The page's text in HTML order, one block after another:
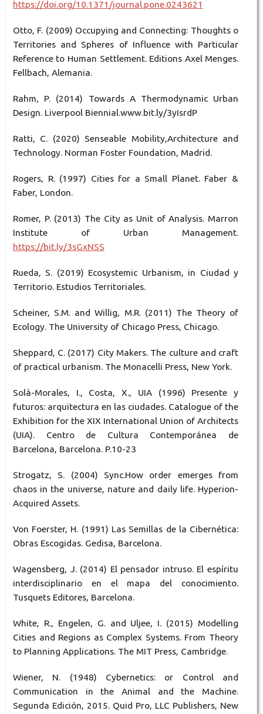
https://doi.org/10.1371/journal.pone.0243621
Otto, F. (2009) Occupying and Connecting: Thoughts o
Territories and Spheres of Influence with Particular
Reference to Human Settlement. Editions Axel Menges.
Fellbach, Alemania.
Rahm, P. (2014) Towards A Thermodynamic Urban
Design. Liverpool Biennial.www.bit.ly/3yIsrdP
Ratti, C. (2020) Senseable Mobility,Architecture and
Technology. Norman Foster Foundation, Madrid.
Rogers, R. (1997) Cities for a Small Planet. Faber &
Faber, London.
Romer, P. (2013) The City as Unit of Analysis. Marron
Institute of Urban Management.
https://bit.ly/3sGxNSS
Rueda, S. (2019) Ecosystemic Urbanism, in Ciudad y
Territorio. Estudios Territoriales.
Scheiner, S.M. and Willig, M.R. (2011) The Theory of
Ecology. The University of Chicago Press, Chicago.
Sheppard, C. (2017) City Makers. The culture and craft
of practical urbanism. The Monacelli Press, New York.
Solà-Morales, I., Costa, X., UIA (1996) Presente y
futuros: arquitectura en las ciudades. Catalogue of the
Exhibition for the XIX International Union of Architects
(UIA). Centro de Cultura Contemporánea de
Barcelona, Barcelona. P.10-23
Strogatz, S. (2004) Sync.How order emerges from
chaos in the universe, nature and daily life. Hyperion-
Acquired Assets.
Von Foerster, H. (1991) Las Semillas de la Cibernética:
Obras Escogidas. Gedisa, Barcelona.
Wagensberg, J. (2014) El pensador intruso. El espíritu
interdisciplinario en el mapa del conocimiento.
Tusquets Editores, Barcelona.
White, R., Engelen, G. and Uljee, I. (2015) Modelling
Cities and Regions as Complex Systems. From Theory
to Planning Applications. The MIT Press, Cambridge.
Wiener, N. (1948) Cybernetics: or Control and
Communication in the Animal and the Machine.
Segunda Edición, 2015. Quid Pro, LLC Publishers, New